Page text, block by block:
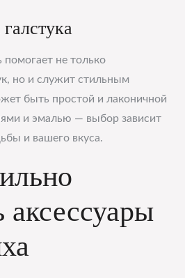
помогает не только
но и служит стильным
быть простой и лаконичной
и эмалью — выбор зависит
и вашего вкуса.
аксессуары